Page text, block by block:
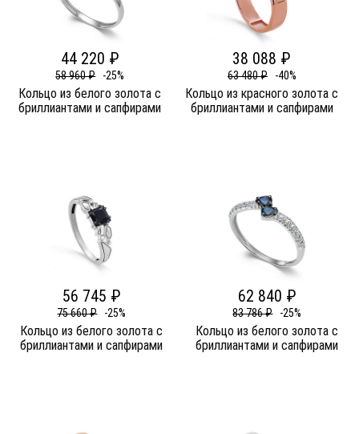
44 220 ₽
58 960 ₽ -25%
Кольцо из белого золота c
бриллиантами и сапфирами
38 088 ₽
63 480 ₽ -40%
Кольцо из красного золота c
бриллиантами и сапфирами
56 745 ₽
75 660 ₽ -25%
Кольцо из белого золота c
бриллиантами и сапфирами
62 840 ₽
83 786 ₽ -25%
Кольцо из белого золота c
бриллиантами и сапфирами